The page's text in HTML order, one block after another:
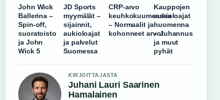
John Wick
Ballerina –
Spin-off,
suoratoisto
ja John
Wick 5
JD Sports
myymälät –
sijainnit,
aukioloajat
ja palvelut
Suomessa
CRP-arvo
keuhkokuumeessa
– Normaalit ja
kohonneet arvot
Kauppojen
aukioloajat
huomenna
– Juhannus
ja muut
pyhät
KIRJOITTAJASTA
Juhani Lauri Saarinen
Hamalainen